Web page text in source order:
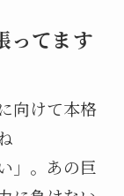
ってます
向けて本格
」。あの巨